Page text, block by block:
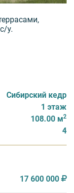
у.
Сибирский кедр
1 этаж
108.00 м2
4
17 600 000